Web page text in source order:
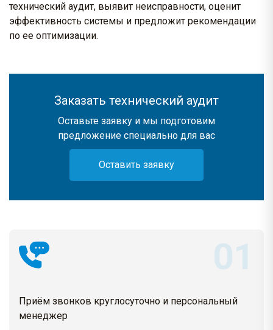
технический аудит, выявит неисправности, оценит
эффективность системы и предложит рекомендации
по ее оптимизации.
Заказать технический аудит
Оставьте заявку и мы подготовим
предложение специально для вас
Оставить заявку
Приём звонков круглосуточно и персональный
менеджер